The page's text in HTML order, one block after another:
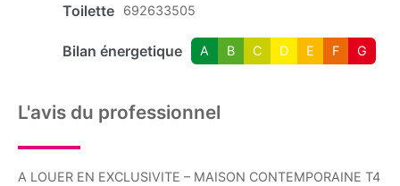
Toilette 692633505
Bilan énergetique A B C D E F G
L'avis du professionnel
A LOUER EN EXCLUSIVITE – MAISON CONTEMPORAINE T4